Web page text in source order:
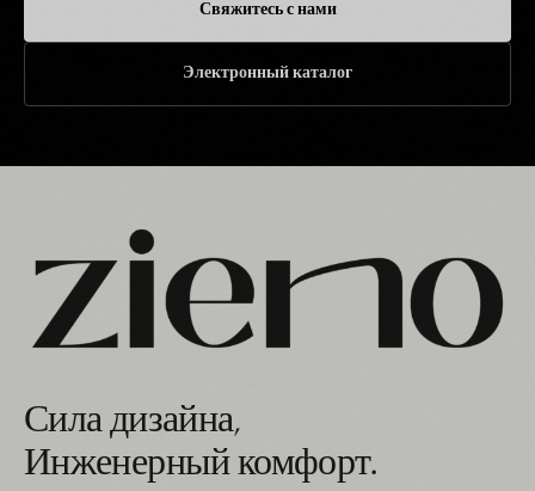
Свяжитесь с нами
Электронный каталог
Сила дизайна,
Инженерный комфорт.